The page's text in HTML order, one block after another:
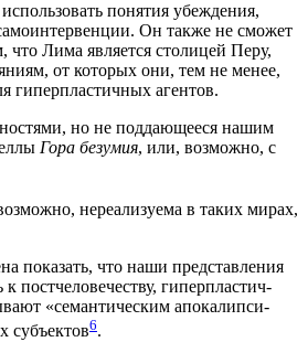
поня­тия убеж­де­ния,
Он так­же не смо­жет
что Лима явля­ет­ся сто­ли­цей Перу,
от кото­рых они, тем не менее,
гипер­пла­стич­ных агентов.
но не под­да­ю­ще­е­ся нашим
Гора безу­мия, или, воз­мож­но, с
нере­а­ли­зу­е­ма в таких мирах,
пока­зать, что наши пред­став­ле­ния
пост­че­ло­ве­че­ству, гипер­пла­стич­
«семан­ти­че­ским апо­ка­лип­си­
субъ­ек­тов6.